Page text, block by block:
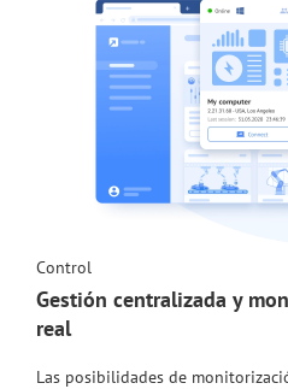
Control
Gestión centralizada y
real
Las posibilidades de